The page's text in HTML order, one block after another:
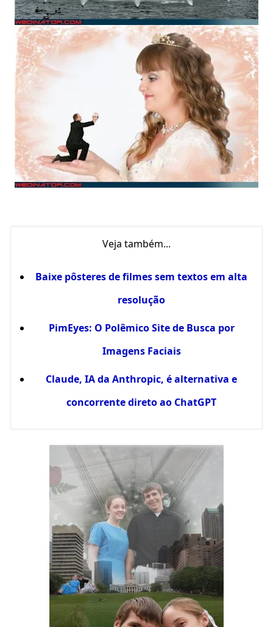
Veja também...
Baixe pôsteres de filmes sem textos em alta
resolução
PimEyes: O Polêmico Site de Busca por
Imagens Faciais
Claude, IA da Anthropic, é alternativa e
concorrente direto ao ChatGPT